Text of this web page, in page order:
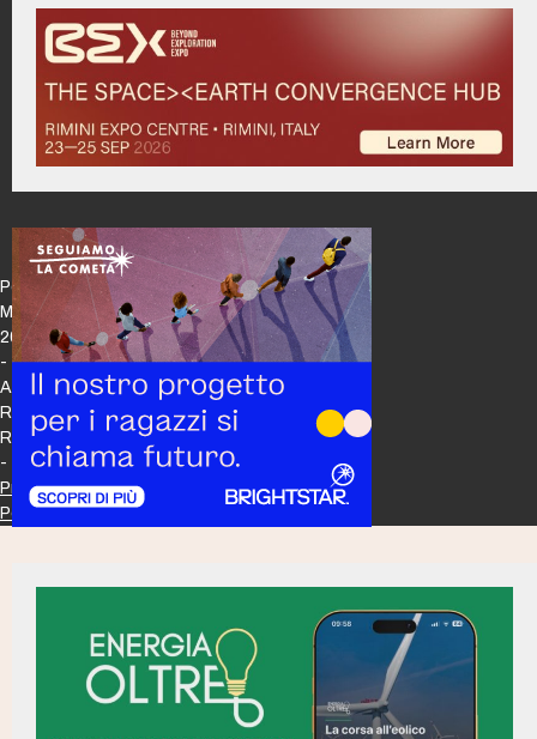
Policy
Maker
2026
-
All
Rights
Reserved
-
Privacy
Policy